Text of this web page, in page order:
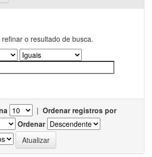
o resultado de busca.
| Ordenar registros por
Ordenar